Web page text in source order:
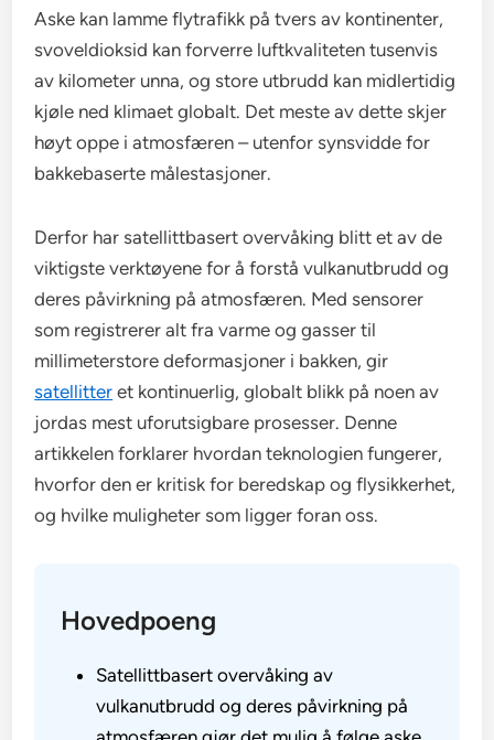
Aske kan lamme flytrafikk på tvers av kontinenter,
svoveldioksid kan forverre luftkvaliteten tusenvis
av kilometer unna, og store utbrudd kan midlertidig
kjøle ned klimaet globalt. Det meste av dette skjer
høyt oppe i atmosfæren – utenfor synsvidde for
bakkebaserte målestasjoner.
Derfor har satellittbasert overvåking blitt et av de
viktigste verktøyene for å forstå vulkanutbrudd og
deres påvirkning på atmosfæren. Med sensorer
som registrerer alt fra varme og gasser til
millimeterstore deformasjoner i bakken, gir
satellitter et kontinuerlig, globalt blikk på noen av
jordas mest uforutsigbare prosesser. Denne
artikkelen forklarer hvordan teknologien fungerer,
hvorfor den er kritisk for beredskap og flysikkerhet,
og hvilke muligheter som ligger foran oss.
Hovedpoeng
Satellittbasert overvåking av
vulkanutbrudd og deres påvirkning på